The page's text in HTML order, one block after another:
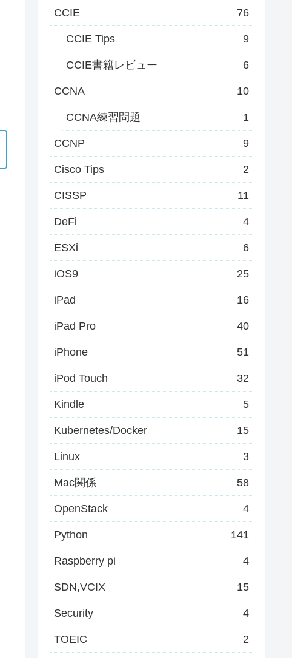
CCIE 76
CCIE Tips 9
CCIE書籍レビュー 6
CCNA 10
CCNA練習問題 1
CCNP 9
Cisco Tips 2
CISSP 11
DeFi 4
ESXi 6
iOS9 25
iPad 16
iPad Pro 40
iPhone 51
iPod Touch 32
Kindle 5
Kubernetes/Docker 15
Linux 3
Mac関係 58
OpenStack 4
Python 141
Raspberry pi 4
SDN,VCIX 15
Security 4
TOEIC 2